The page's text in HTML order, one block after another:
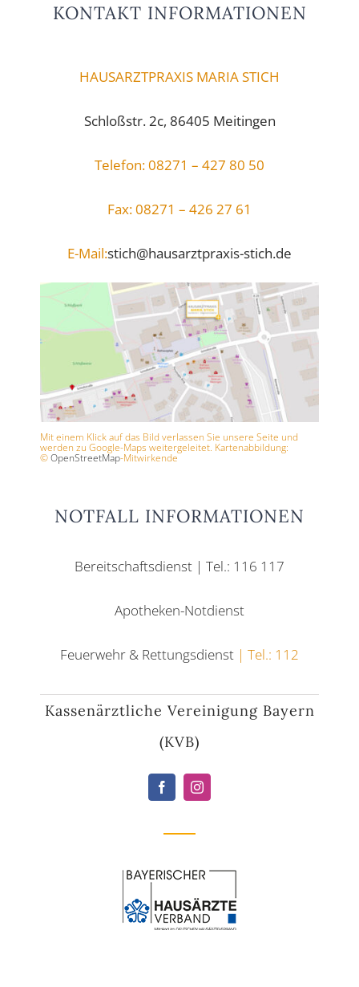
KONTAKT INFORMATIONEN
HAUSARZTPRAXIS MARIA STICH
Schloßstr. 2c, 86405 Meitingen
Telefon: 08271 – 427 80 50
Fax: 08271 – 426 27 61
E-Mail:stich@hausarztpraxis-stich.de
Mit einem Klick auf das Bild verlassen Sie unsere Seite und
werden zu Google-Maps weitergeleitet. Kartenabbildung:
©OpenStreetMap-Mitwirkende
NOTFALL INFORMATIONEN
Bereitschaftsdienst | Tel.: 116 117
Apotheken-Notdienst
Feuerwehr & Rettungsdienst | Tel.: 112
Kassenärztliche Vereinigung Bayern
(KVB)